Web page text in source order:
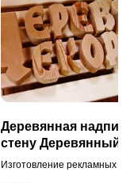
Деревянная
стену Деревянный
Изготовление рекламных